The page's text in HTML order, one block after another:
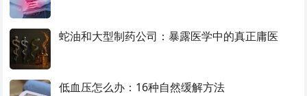
蛇油和大型制药公司：暴露医学中的真正庸医
低血压怎么办：16种自然缓解方法